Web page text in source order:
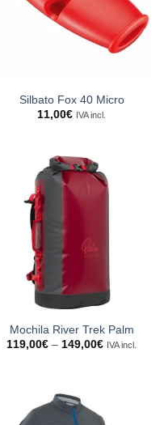
Silbato Fox 40 Micro
11,00€ IVA incl.
Mochila River Trek Palm
119,00€ – 149,00€ IVA incl.